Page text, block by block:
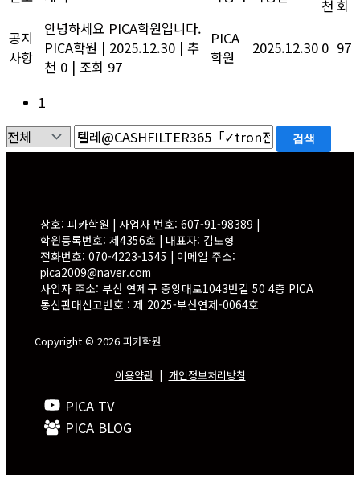
천 회
공지
사항
안녕하세요 PICA학원입니다.
PICA학원 | 2025.12.30 | 추
천 0 | 조회 97
PICA
학원
2025.12.30 0 97
1
검색
상호: 피카학원 | 사업자 번호: 607-91-98389 |
학원등록번호: 제4356호 | 대표자: 김도형
전화번호: 070-4223-1545 | 이메일 주소:
pica2009@naver.com
사업자 주소: 부산 연제구 중앙대로1043번길 50 4층 PICA
통신판매신고번호 : 제 2025-부산연제-0064호
Copyright © 2026 피카학원
이용약관| 개인정보처리방침
PICA TV
PICA BLOG